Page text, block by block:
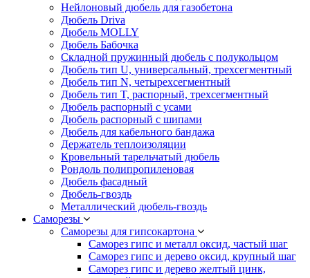
Нейлоновый дюбель для газобетона
Дюбель Driva
Дюбель MOLLY
Дюбель Бабочка
Складной пружинный дюбель с полукольцом
Дюбель тип U, универсальный, трехсегментный
Дюбель тип N, четырехсегментный
Дюбель тип T, распорный, трехсегментный
Дюбель распорный с усами
Дюбель распорный с шипами
Дюбель для кабельного бандажа
Держатель теплоизоляции
Кровельный тарельчатый дюбель
Рондоль полипропиленовая
Дюбель фасадный
Дюбель-гвоздь
Металлический дюбель-гвоздь
Саморезы
Саморезы для гипсокартона
Саморез гипс и металл оксид, частый шаг
Саморез гипс и дерево оксид, крупный шаг
Саморез гипс и дерево желтый цинк,